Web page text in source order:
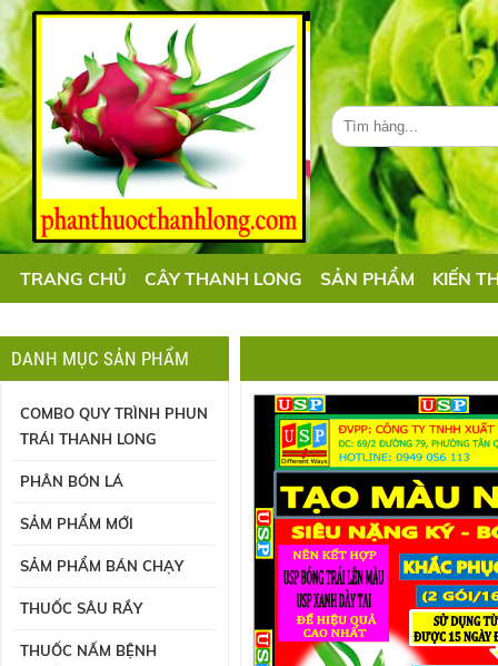
TRANG CHỦ CÂY THANH LONG SẢN PHẨM KIẾN
DANH MỤC SẢN PHẨM
COMBO QUY TRÌNH PHUN
TRÁI THANH LONG
PHÂN BÓN LÁ
SẢM PHẨM MỚI
SẢM PHẨM BÁN CHẠY
THUỐC SÂU RẦY
THUỐC NẤM BỆNH